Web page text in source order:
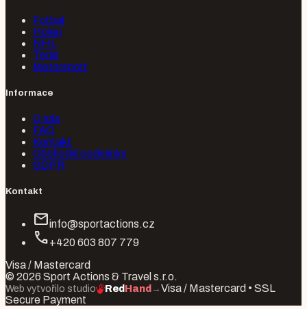
Fotbal
Hokej
NHL
Tenis
Motorsport
Informace
O nás
FAQ
Kontakt
Obchodní podmínky
GDPR
Kontakt
mailinfo@sportactions.cz
call+420 603 807 779
Visa / Mastercard
© 2026 Sport Actions & Travel s.r.o.
Web vytvořilo studio RedHand →Visa / Mastercard • SSL
Secure Payment